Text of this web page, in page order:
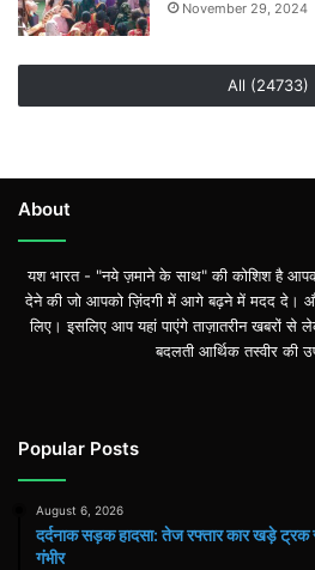
November 29, 2024
All (24733)
About
यश भारत - "नये ज़माने के साथ" की कोशिश है
देने की जो आपको ज़िंदगी में आगे बढ़ने में मदद
लिए। इसलिए आप यहां पाएंगे ताज़ातरीन खबरों से
बदलती आर्थिक तस्वीर की
Popular Posts
August 6, 2026
दर्दनाक सड़क हादसा: तेज रफ्तार कार खड़े
गंभीर